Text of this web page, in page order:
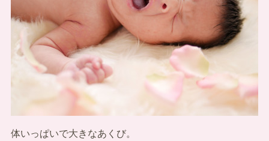
体いっぱいで大きなあくび。